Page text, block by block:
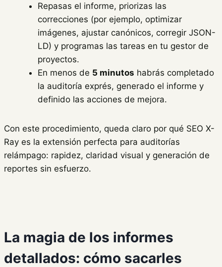
Repasas el informe, priorizas las
correcciones (por ejemplo, optimizar
imágenes, ajustar canónicos, corregir JSON-
LD) y programas las tareas en tu gestor de
proyectos.
En menos de 5 minutos habrás completado
la auditoría exprés, generado el informe y
definido las acciones de mejora.
Con este procedimiento, queda claro por qué SEO X-
Ray es la extensión perfecta para auditorías
relámpago: rapidez, claridad visual y generación de
reportes sin esfuerzo.
La magia de los informes
detallados: cómo sacarles